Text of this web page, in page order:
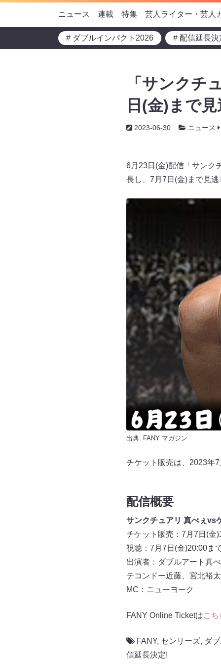
ニュース 連載 特集 芸人ライター・芸人
# ダブルインパクト2026 # 配信延長決
「サンクチ
日(金)まで
2023-06-30 ニュース
6月23日(金)配信「サンク
長し、7月7日(金)まで見
出典: FANY マガジン
チケット販売は、2023年
配信概要
サンクチュアリ 真べぇvs
チケット販売：7月7日(金
視聴：7月7日(金)20:00ま
出演者：ダブルアート真
テコンドー近藤、宮北裕
MC：ニューヨーク
FANY Online Ticketはこち
FANY, センリーズ, ダ
信延長決定!